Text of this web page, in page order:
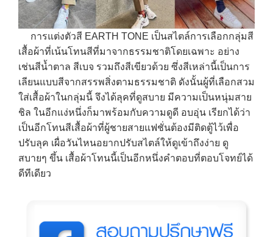
การแต่งตัวสี EARTH TONE เป็นสไตล์การเลือกกลุ่มสี
เสื้อผ้าที่เน้นโทนสีที่มาจากธรรมชาติโดยเฉพาะ อย่าง
เช่นสีน้ำตาล สีเบจ รวมถึงสีเขียวด้วย ซึ่งสีเหล่านี้เป็นการ
เลียนแบบสีจากสรรพสิ่งตามธรรมชาติ ดังนั้นผู้ที่เลือกสวม
ใส่เสื้อผ้าในกลุ่มนี้ จึงได้ลุคที่ดูสบาย มีความเป็นหนุ่มสาย
ชิล ในอีกแง่หนึ่งก็มาพร้อมกับความดูดี อบอุ่น เรียกได้ว่า
เป็นอีกโทนสีเสื้อผ้าที่ผู้ชายสายแฟชั่นต้องมีติดตู้ไว้เพื่อ
ปรับลุค เผื่อวันไหนอยากปรับสไตล์ให้ดูเข้าถึงง่าย ดู
สบายๆ ขึ้น เสื้อผ้าโทนนี้เป็นอีกหนึ่งคำตอบที่ตอบโจทย์ได้
ดีทีเดียว